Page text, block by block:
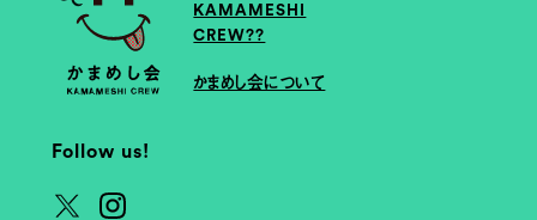
KAMAMESHI
CREW??
かまめし会について
Follow us!